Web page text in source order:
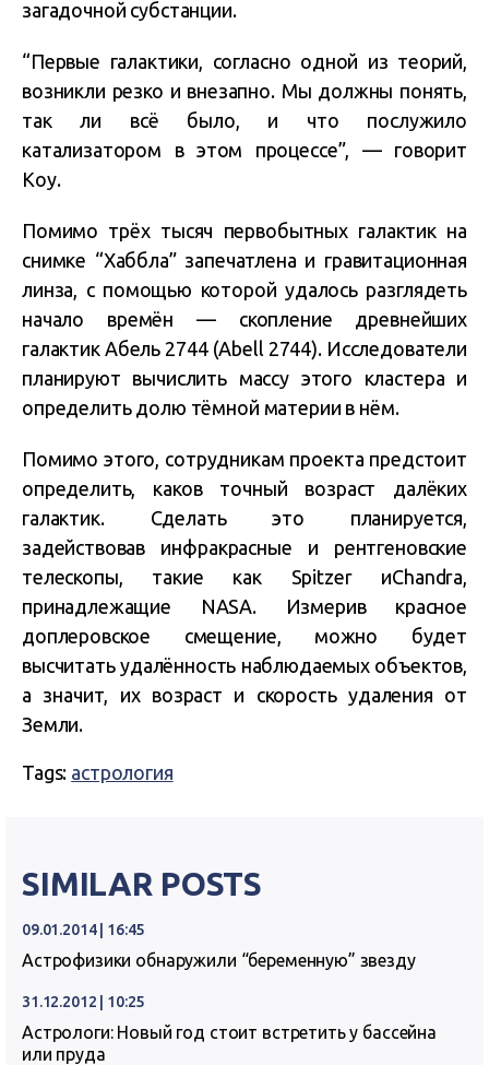
загадочной субстанции.
“Первые галактики, согласно одной из теорий,
возникли резко и внезапно. Мы должны понять,
так ли всё было, и что послужило
катализатором в этом процессе”, — говорит
Коу.
Помимо трёх тысяч первобытных галактик на
снимке “Хаббла” запечатлена и гравитационная
линза, с помощью которой удалось разглядеть
начало времён — скопление древнейших
галактик Абель 2744 (Abell 2744). Исследователи
планируют вычислить массу этого кластера и
определить долю тёмной материи в нём.
Помимо этого, сотрудникам проекта предстоит
определить, каков точный возраст далёких
галактик. Сделать это планируется,
задействовав инфракрасные и рентгеновские
телескопы, такие как Spitzer иChandra,
принадлежащие NASA. Измерив красное
доплеровское смещение, можно будет
высчитать удалённость наблюдаемых объектов,
а значит, их возраст и скорость удаления от
Земли.
Tags: астрология
SIMILAR POSTS
09.01.2014 | 16:45
Астрофизики обнаружили “беременную” звезду
31.12.2012 | 10:25
Астрологи: Новый год стоит встретить у бассейна
или пруда